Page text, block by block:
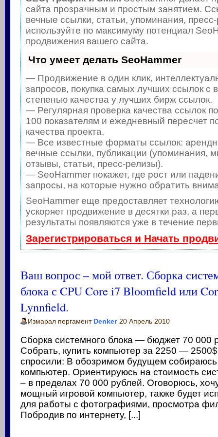
сайта прозрачным и простым занятием.
вечные ссылки, статьи, упоминания,
используйте по максимуму потенциал
продвижения вашего сайта.
Что умеет делать SeoHammer
— Продвижение в один клик,
запросов, покупка самых лучших ссылок с
степенью качества у лучших бирж ссылок.
— Регулярная проверка качества ссылок
100 показателям и ежедневный пересчет
качества проекта.
— Все известные форматы ссылок:
вечные ссылки, публикации (упоминания,
отзывы, статьи, пресс-релизы).
— SeoHammer покажет, где рост или
запросы, на которые нужно обратить
SeoHammer еще предоставляет
ускоряет продвижение в десятки раз, а
результаты появляются уже в течение
Зарегистрироваться и Начать
Ваш вопрос – мой ответ. Сборка
блока с CPU Core i7 Bloomfield или
Lynnfield.
Измарал пергамент Denker 20 Апрель 2010
Сборка системного блока — бюджет 70 000
Собрать, купить компьютер за 2250 —
спросили: В обозримом будущем собираюсь
компьютер. Ориентируюсь на стоимость
– в пределах 70 000 рублей. Оговорюсь,
мощный игровой компьютер, также будет
для работы с фотографиями, просмотра
Побродив по интернету, [...]